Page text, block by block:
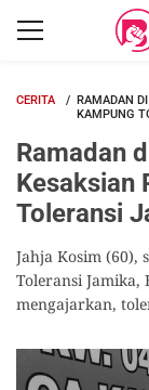
CERITA
RAMADAN
KAMPUNG
Ramadan
Kesaksian
Toleransi
Jahja Kosim (60),
Toleransi
mengajarkan,